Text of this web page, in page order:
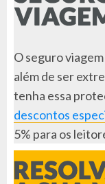
O seguro
além de ser
tenha essa
descontos
5% para os